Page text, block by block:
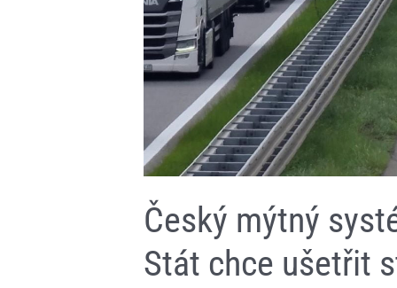
Český mýtný
Stát chce ušetřit